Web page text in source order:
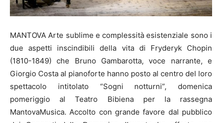
MANTOVA Arte sublime e complessità esistenziale sono i
due aspetti inscindibili della vita di Fryderyk Chopin
(1810-1849) che Bruno Gambarotta, voce narrante, e
Giorgio Costa al pianoforte hanno posto al centro del loro
spettacolo intitolato “Sogni notturni”, domenica
pomeriggio al Teatro Bibiena per la rassegna
MantovaMusica. Accolto con grande favore dal pubblico